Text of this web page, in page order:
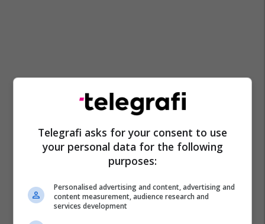
Telegrafi asks for your consent to use
your personal data for the following
purposes:
Personalised advertising and content, advertising and
content measurement, audience research and
services development